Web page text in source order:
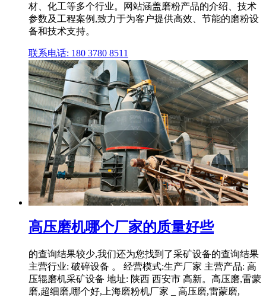
材、化工等多个行业。网站涵盖磨粉产品的介绍、技术
参数及工程案例,致力于为客户提供高效、节能的磨粉设
备和技术支持。
联系电话: 180 3780 8511
高压磨机哪个厂家的质量好些
的查询结果较少,我们还为您找到了采矿设备的查询结果
主营行业: 破碎设备 。 经营模式:生产厂家 主营产品: 高
压辊磨机采矿设备 地址: 陕西 西安市 高新。高压磨,雷蒙
磨,超细磨,哪个好,上海磨粉机厂家 _ 高压磨,雷蒙磨,